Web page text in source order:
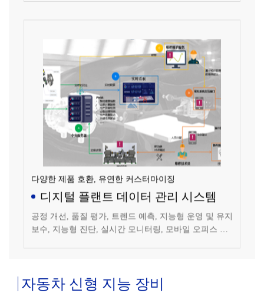
다양한 제품 호환, 유연한 커스터마이징
디지털 플랜트 데이터 관리 시스템
공정 개선, 품질 평가, 트렌드 예측, 지능형 운영 및 유지
보수, 지능형 진단, 실시간 모니터링, 모바일 오피스 등
자동차 신형 지능 장비